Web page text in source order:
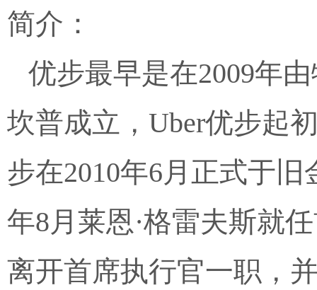
简介：
优步最早是在2009年
坎普成立，Uber优步起
步在2010年6月正式于
年8月莱恩·格雷夫斯就
离开首席执行官一职，